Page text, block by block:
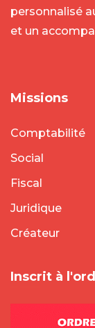
personnalisé
et un
Missions
Comptabilité
Social
Fiscal
Juridique
Créateur
Inscrit à